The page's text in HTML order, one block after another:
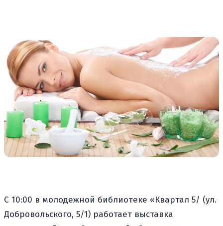
С 10:00 в молодежной библиотеке «Квартал 5/ (ул.
Добровольского, 5/1) работает выставка